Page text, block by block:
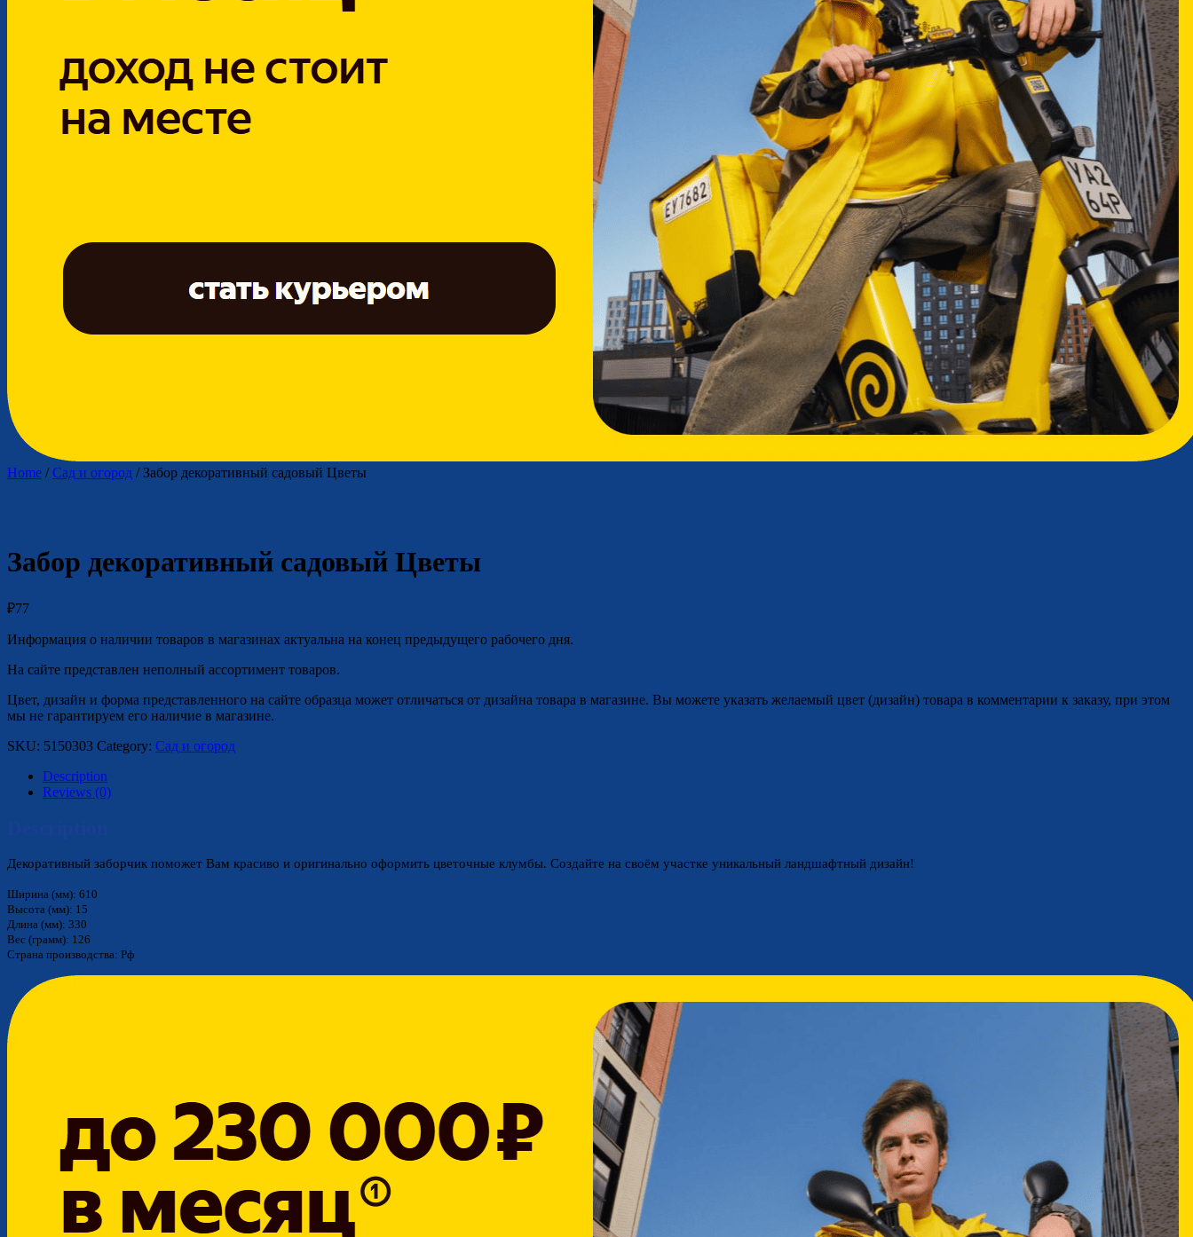
Home /Сад и огород / Забор декоративный садовый Цветы
Забор декоративный садовый Цветы
₽77
Информация о наличии товаров в магазинах актуальна на конец предыдущего рабочего дня.
На сайте представлен неполный ассортимент товаров.
Цвет, дизайн и форма представленного на сайте образца может отличаться от дизайна товара в магазине. Вы можете указать желаемый цвет (дизайн) товара в комментарии к заказу, при этом
мы не гарантируем его наличие в магазине.
SKU: 5150303 Category: Сад и огород
Description
Reviews (0)
Декоративный заборчик поможет Вам красиво и оригинально оформить цветочные клумбы. Создайте на своём участке уникальный ландшафтный дизайн!
Ширина (мм): 610
Высота (мм): 15
Длина (мм): 330
Вес (грамм): 126
Страна производства: Рф